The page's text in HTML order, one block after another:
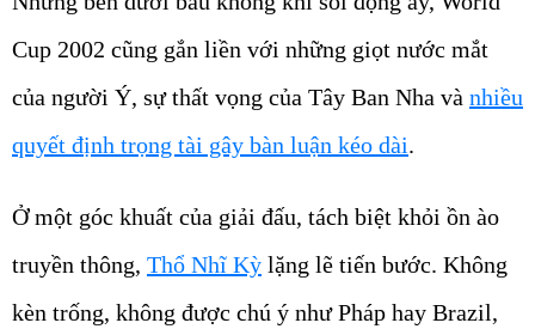
Cup 2002 cũng gắn liền với những giọt nước mắt
của người Ý, sự thất vọng của Tây Ban Nha và nhiều
quyết định trọng tài gây bàn luận kéo dài.
Ở một góc khuất của giải đấu, tách biệt khỏi ồn ào
truyền thông, Thổ Nhĩ Kỳ lặng lẽ tiến bước. Không
kèn trống, không được chú ý như Pháp hay Brazil,